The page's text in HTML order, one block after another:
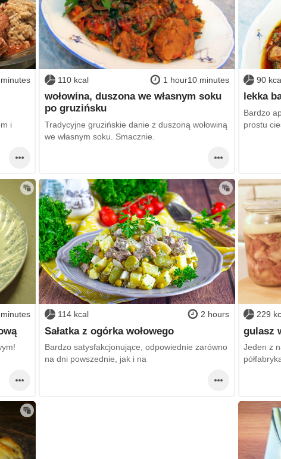
i
110 kcal 1 hour10 minutes
wołowina, duszona we własnym soku
po gruzińsku
Tradycyjne gruzińskie danie z duszoną wołowiną
we własnym soku. Smacznie.
90
lekka
Bardzo
prostu
114 kcal 2 hours
Sałatka z ogórka wołowego
Bardzo satysfakcjonujące, odpowiednie zarówno
na dni powszednie, jak i na
229
gulasz
Jeden z